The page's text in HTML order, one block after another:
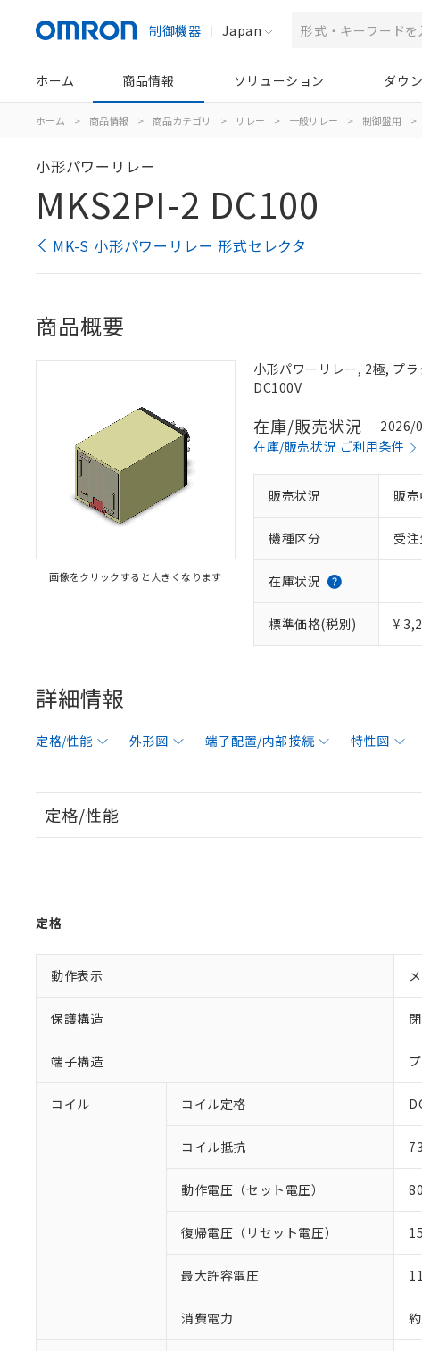
制御機器 Japan
ホーム 商品情報 ソリューション ダウ
ホーム > 商品情報 > 商品カテゴリ > リレー > 一般リレー > 制御盤用 >
小形パワーリレー
MKS2PI-2 DC100
MK-S 小形パワーリレー 形式セレクタ
商品概要
画像をクリックすると大きくなります
小形パワーリレー, 2極, プ
DC100V
在庫/販売状況
2026/
在庫/販売状況 ご利用条件
販売状況 販
機種区分 受
在庫状況
標準価格(税別) ¥
詳細情報
定格/性能 外形図 端子配置/内部接続 特性図
定格/性能
定格
動作表示
保護構造
端子構造
コイル コイル定格
コイル抵抗
動作電圧（セット電圧）
復帰電圧（リセット電圧）
最大許容電圧
消費電力